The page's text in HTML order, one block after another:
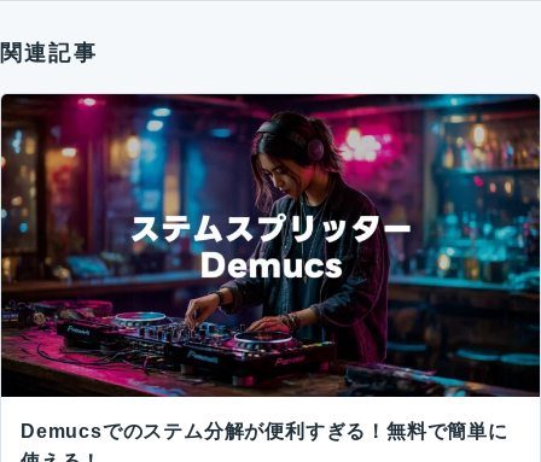
関連記事
Demucsでのステム分解が便利すぎる！無料で簡単に